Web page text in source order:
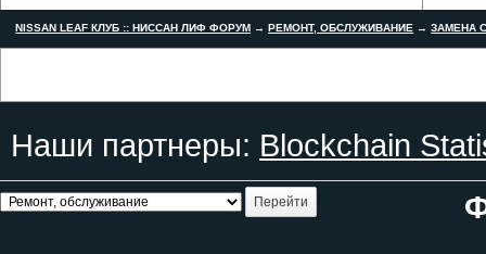
NISSAN LEAF КЛУБ :: НИССАН ЛИФ ФОРУМ →РЕМОНТ, ОБСЛУЖИВАНИЕ →ЗАМЕНА
Наши партнеры: Blockchain